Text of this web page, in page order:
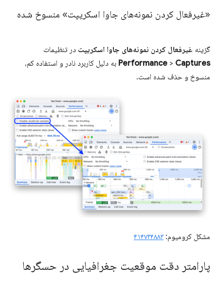
«غیرفعال کردن نمونه‌های جاوا اسکریپت» منسوخ شده
گزینه غیرفعال کردن نمونه‌های جاوا اسکریپت در تنظیمات
Performance > Captures
به دلیل کاربرد نادر و استفاده کم،
منسوخ و حذف شده است.
مشکل کرومیوم: ۴۱۴۷۳۴۸۸۳
پارامتر دقت موقعیت جغرافیایی در حسگرها